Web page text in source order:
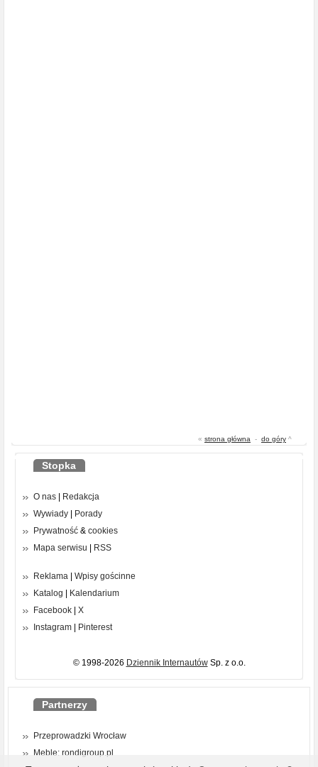
« strona główna - do góry ^
Stopka
O nas
Redakcja
Wywiady
Porady
Prywatność & cookies
Mapa serwisu
RSS
Reklama
Wpisy gościnne
Katalog
Kalendarium
Facebook
X
Instagram
Pinterest
© 1998-2026 Dziennik InternautówSp. z o.o.
Partnerzy
Przeprowadzki Wrocław
Meble: rondigroup.pl